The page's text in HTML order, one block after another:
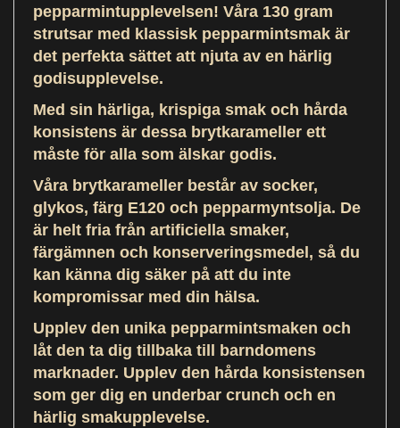
pepparmintupplevelsen! Våra 130 gram
strutsar med klassisk pepparmintsmak är
det perfekta sättet att njuta av en härlig
godisupplevelse.
Med sin härliga, krispiga smak och hårda
konsistens är dessa brytkarameller ett
måste för alla som älskar godis.
Våra brytkarameller består av socker,
glykos, färg E120 och pepparmyntsolja. De
är helt fria från artificiella smaker,
färgämnen och konserveringsmedel, så du
kan känna dig säker på att du inte
kompromissar med din hälsa.
Upplev den unika pepparmintsmaken och
låt den ta dig tillbaka till barndomens
marknader. Upplev den hårda konsistensen
som ger dig en underbar crunch och en
härlig smakupplevelse.